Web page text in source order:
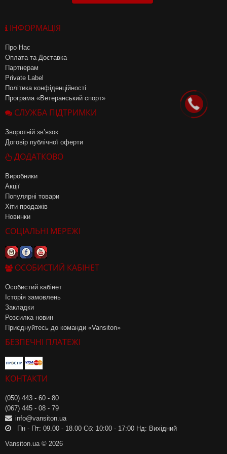
ІНФОРМАЦІЯ
Про Нас
Оплата та Доставка
Партнерам
Private Label
Політика конфіденційності
Програма «Ветеранський спорт»
СЛУЖБА ПІДТРИМКИ
Зворотній зв’язок
Договір публічної оферти
ДОДАТКОВО
Виробники
Акції
Популярні товари
Хіти продажів
Новинки
СОЦІАЛЬНІ МЕРЕЖІ
ОСОБИСТИЙ КАБІНЕТ
Особистий кабінет
Історія замовлень
Закладки
Розсилка новин
Приєднуйтесь до команди «Vansiton»
БЕЗПЕЧНІ ПЛАТЕЖІ
КОНТАКТИ
(050) 443 - 60 - 80
(067) 445 - 08 - 79
info@vansiton.ua
Пн - Пт: 09.00 - 18.00 Сб: 10:00 - 17:00 Нд: Вихідний
Vansiton.ua © 2026